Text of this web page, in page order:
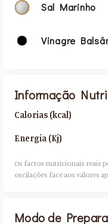
Sal Marinho
Vinagre
Informação
Calorias (kcal)
Energia (Kj)
Os factos nutricionais reais
oscilações face aos valores
Modo de